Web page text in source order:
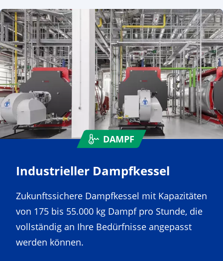
DAMPF
Industrieller Dampfkessel
Zukunftssichere Dampfkessel mit Kapazitäten
von 175 bis 55.000 kg Dampf pro Stunde, die
vollständig an Ihre Bedürfnisse angepasst
werden können.